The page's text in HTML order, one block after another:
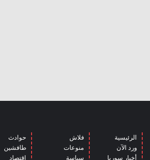
الرئيسية
ورد الآن
أخبار سوريا
فلاش
منوعات
سياسة
حوادث
طافشين
اقتصاد